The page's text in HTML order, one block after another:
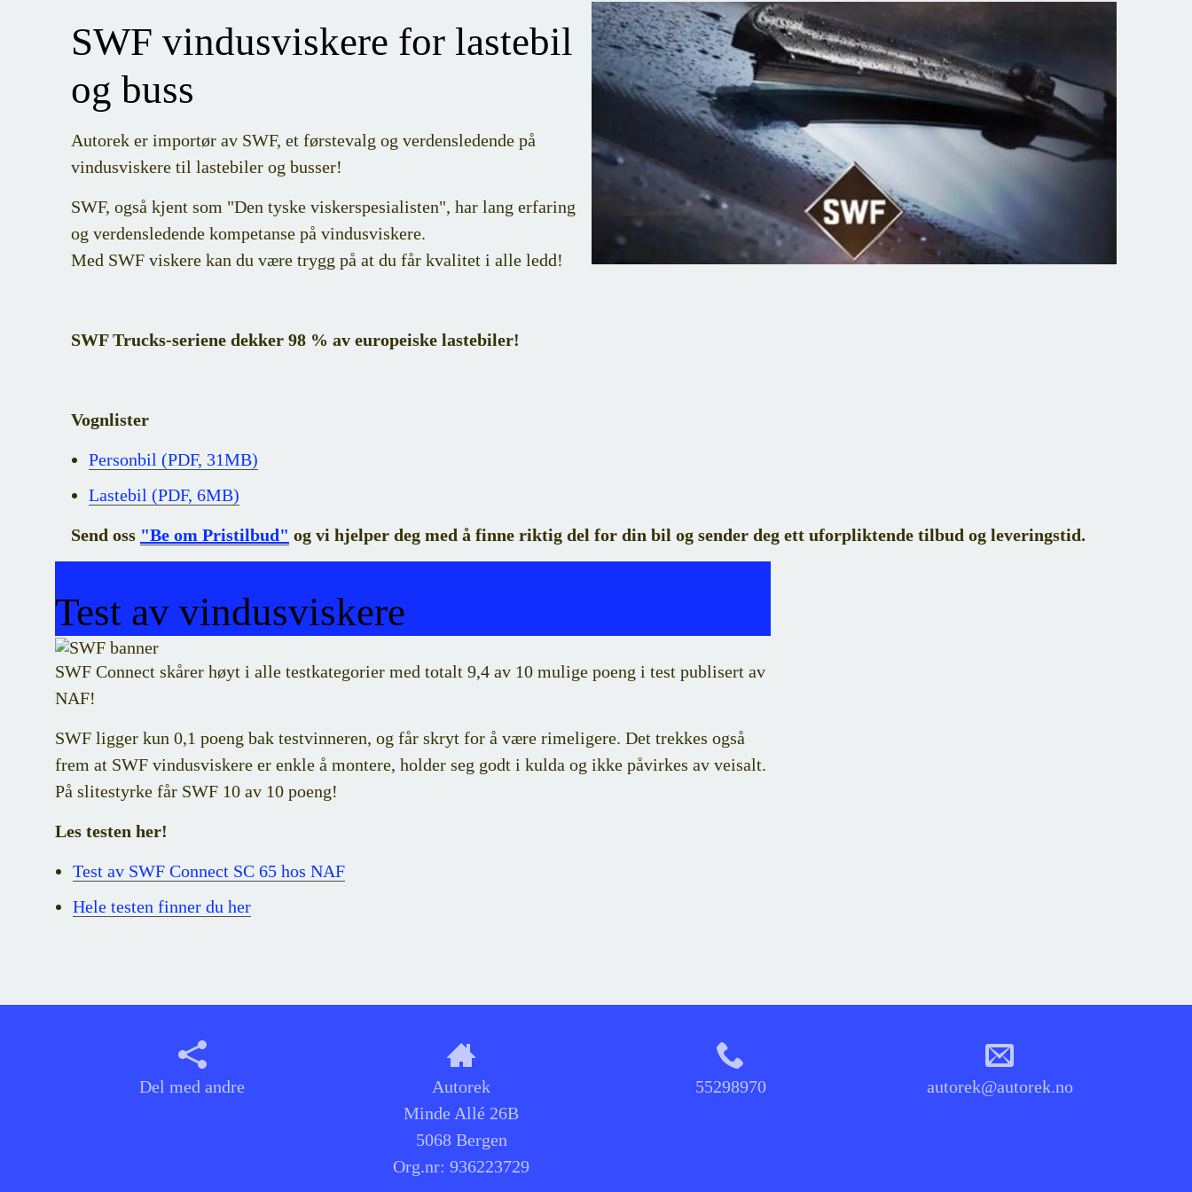
SWF vindusviskere for lastebil
og buss
Autorek er importør av SWF, et førstevalg og verdensledende på
vindusviskere til lastebiler og busser!
SWF, også kjent som "Den tyske viskerspesialisten", har lang erfaring
og verdensledende kompetanse på vindusviskere.
Med SWF viskere kan du være trygg på at du får kvalitet i alle ledd!
SWF Trucks-seriene dekker 98 % av europeiske lastebiler!
Vognlister
Personbil (PDF, 31MB)
Lastebil (PDF, 6MB)
Send oss "Be om Pristilbud" og vi hjelper deg med å finne riktig del for din bil og sender deg ett uforpliktende tilbud og leveringstid.
Test av vindusviskere
SWF Connect skårer høyt i alle testkategorier med totalt 9,4 av 10 mulige poeng i test publisert av
NAF!
SWF ligger kun 0,1 poeng bak testvinneren, og får skryt for å være rimeligere. Det trekkes også
frem at SWF vindusviskere er enkle å montere, holder seg godt i kulda og ikke påvirkes av veisalt.
På slitestyrke får SWF 10 av 10 poeng!
Les testen her!
Test av SWF Connect SC 65 hos NAF
Hele testen finner du her
Del med andre
Autorek
Minde Allé 26B
5068 Bergen
Org.nr:936223729
55298970 autorek@autorek.no